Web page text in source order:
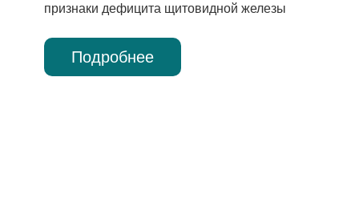
признаки дефицита щитовидной железы
Подробнее